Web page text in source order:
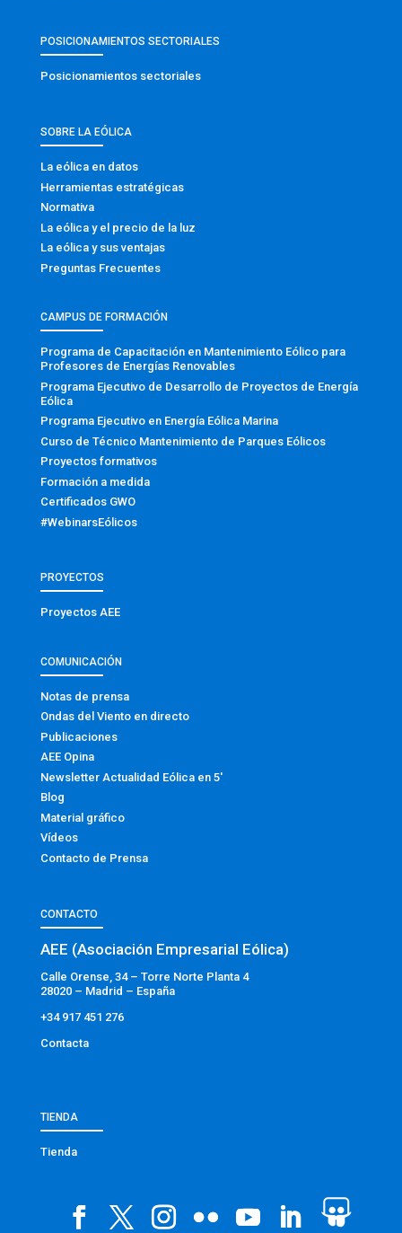
POSICIONAMIENTOS SECTORIALES
Posicionamientos sectoriales
SOBRE LA EÓLICA
La eólica en datos
Herramientas estratégicas
Normativa
La eólica y el precio de la luz
La eólica y sus ventajas
Preguntas Frecuentes
CAMPUS DE FORMACIÓN
Programa de Capacitación en Mantenimiento Eólico para
Profesores de Energías Renovables
Programa Ejecutivo de Desarrollo de Proyectos de Energía
Eólica
Programa Ejecutivo en Energía Eólica Marina
Curso de Técnico Mantenimiento de Parques Eólicos
Proyectos formativos
Formación a medida
Certificados GWO
#WebinarsEólicos
PROYECTOS
Proyectos AEE
COMUNICACIÓN
Notas de prensa
Ondas del Viento en directo
Publicaciones
AEE Opina
Newsletter Actualidad Eólica en 5′
Blog
Material gráfico
Vídeos
Contacto de Prensa
CONTACTO
AEE (Asociación Empresarial Eólica)
Calle Orense, 34 – Torre Norte Planta 4
28020 – Madrid – España
+34 917 451 276
Contacta
TIENDA
Tienda